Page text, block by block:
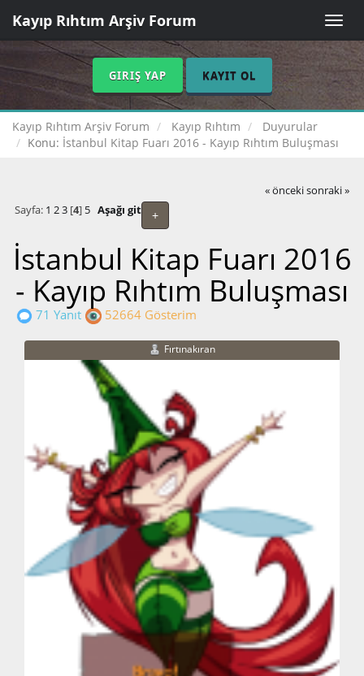
Toggle
Kayıp Rıhtım Arşiv Forum
GIRIŞ YAP KAYIT OL
Kayıp Rıhtım Arşiv Forum Kayıp Rıhtım
Duyurular
Konu: İstanbul Kitap Fuarı 2016 - Kayıp Rıhtım Buluşması
« önceki sonraki »
+
Sayfa: 1 2 3[4] 5 Aşağı git
İstanbul Kitap Fuarı 2016
- Kayıp Rıhtım Buluşması
71 Yanıt 52664 Gösterim
Fırtınakıran